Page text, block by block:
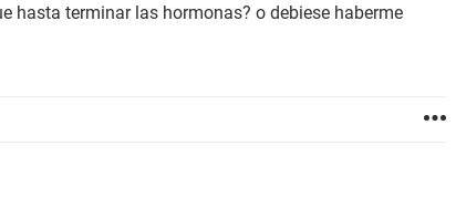
hasta terminar las hormonas? o debiese haberme